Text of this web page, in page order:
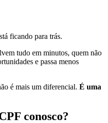
ficando para trás.
tudo em minutos, quem não
e passa menos
é mais um diferencial. É uma
conosco?